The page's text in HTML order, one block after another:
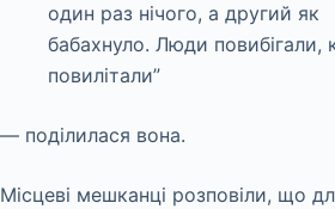
один раз нічого, а другий як
бабахнуло. Люди повибігали,
повилітали”
— поділилася вона.
Місцеві мешканці розповіли, що